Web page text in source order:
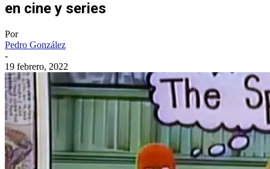
en cine y series
Por
Pedro González
-
19 febrero, 2022